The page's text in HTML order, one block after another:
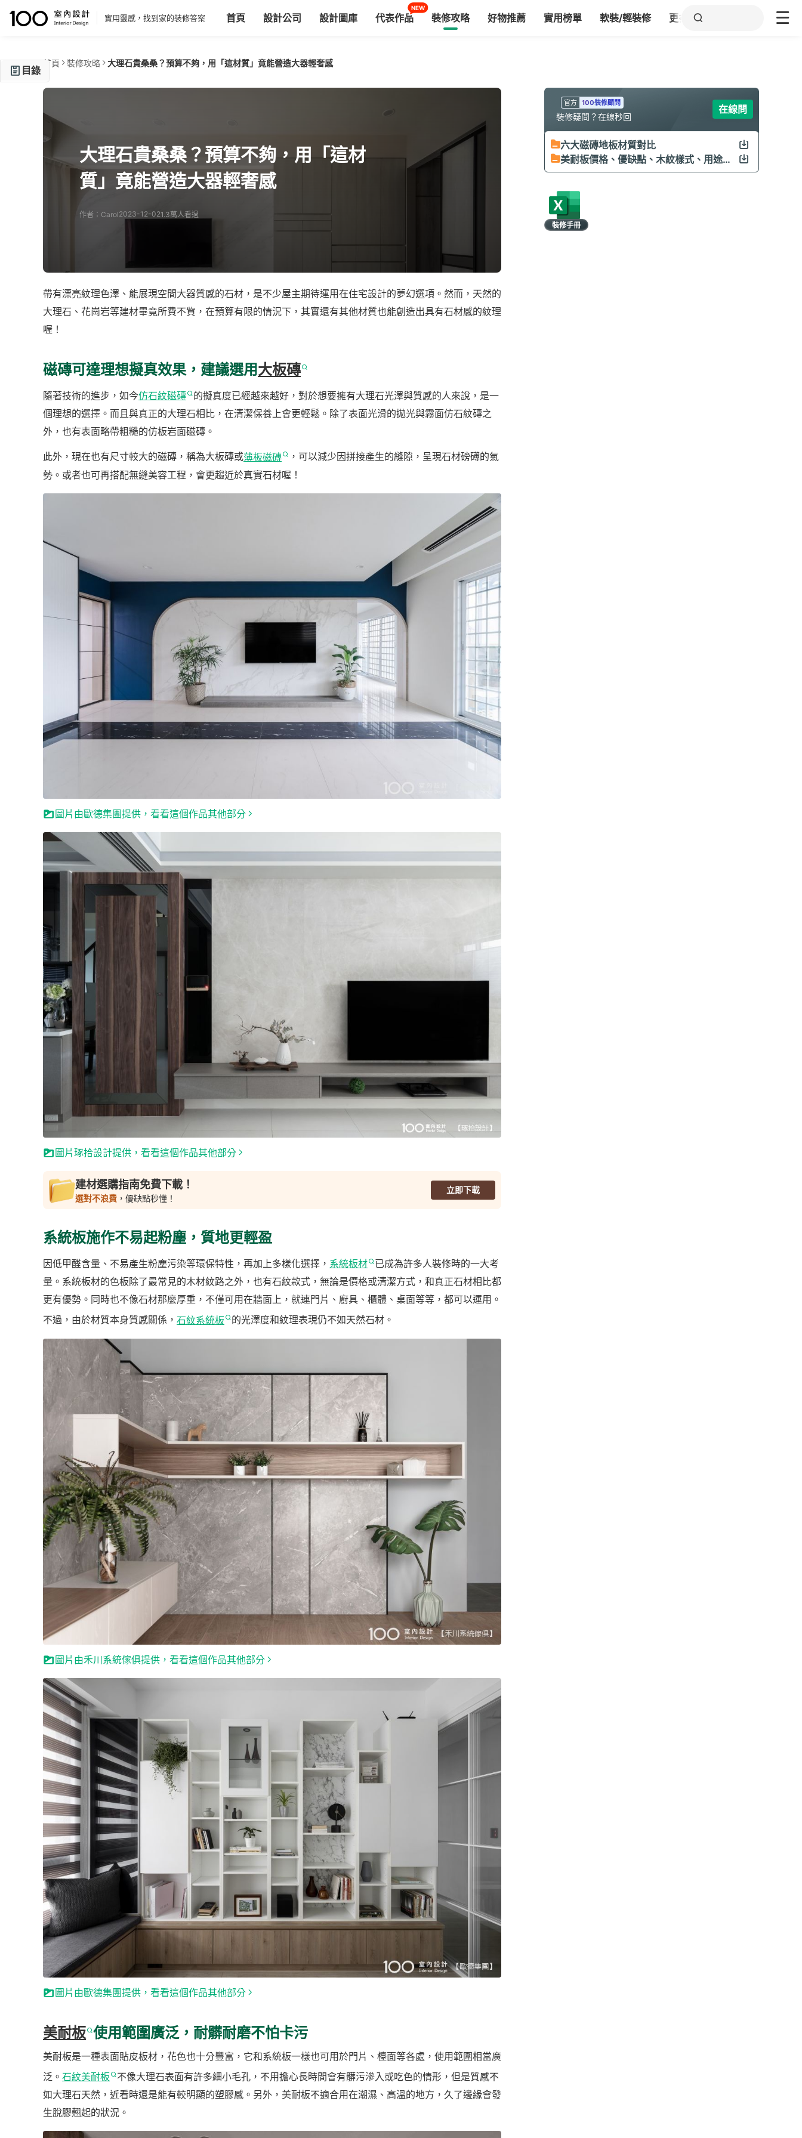
實用靈感，找到家的裝修答案 首頁 設計公司 設計圖庫
NEW
代表作品 裝修攻略 好物推薦 實用榜單 軟裝/輕裝修 更多
首頁 裝修攻略 大理石貴桑桑？預算不夠，用「這材質」竟能營造大器輕奢感
大理石貴桑桑？預算不夠，用「這材
質」竟能營造大器輕奢感
作者：Carol2023-12-021.3萬人看過
帶有漂亮紋理色澤、能展現空間大器質感的石材，是不少屋主期待運用在住宅設計的夢幻選項。然而，天然的
大理石、花崗岩等建材畢竟所費不貲，在預算有限的情況下，其實還有其他材質也能創造出具有石材感的紋理
喔！
磁磚可達理想擬真效果，建議選用大板磚
隨著技術的進步，如今仿石紋磁磚
的擬真度已經越來越好，對於想要擁有大理石光澤與質感的人來說，是一
個理想的選擇。而且與真正的大理石相比，在清潔保養上會更輕鬆。除了表面光滑的拋光與霧面仿石紋磚之
外，也有表面略帶粗糙的仿板岩面磁磚。
此外，現在也有尺寸較大的磁磚，稱為大板磚或薄板磁磚
，可以減少因拼接產生的縫隙，呈現石材磅礡的氣
勢。或者也可再搭配無縫美容工程，會更趨近於真實石材喔！
圖片由歐德集團提供，看看這個作品其他部分
圖片琢拾設計提供，看看這個作品其他部分
建材選購指南免費下載！
選對不浪費 ，優缺點秒懂！
立即下載
系統板施作不易起粉塵，質地更輕盈
因低甲醛含量、不易產生粉塵污染等環保特性，再加上多樣化選擇， 系統板材
已成為許多人裝修時的一大考
量。系統板材的色板除了最常見的木材紋路之外，也有石紋款式，無論是價格或清潔方式，和真正石材相比都
更有優勢。同時也不像石材那麼厚重，不僅可用在牆面上，就連門片、廚具、櫃體、桌面等等，都可以運用。
不過，由於材質本身質感關係， 石紋系統板 的光澤度和紋理表現仍不如天然石材。
圖片由禾川系統傢俱提供，看看這個作品其他部分
圖片由歐德集團提供，看看這個作品其他部分
美耐板 使用範圍廣泛，耐髒耐磨不怕卡污
美耐板是一種表面貼皮板材，花色也十分豐富，它和系統板一樣也可用於門片、檯面等各處，使用範圍相當廣
泛。 石紋美耐板
不像大理石表面有許多細小毛孔，不用擔心長時間會有髒污滲入或吃色的情形，但是質感不
如大理石天然，近看時還是能有較明顯的塑膠感。另外，美耐板不適合用在潮濕、高溫的地方，久了邊緣會發
生脫膠翹起的狀況。
官方 100裝修顧問
裝修疑問？在線秒回
在線問
六大磁磚地板材質對比
美耐板價格、優缺點、木紋樣式、用途與保養
裝修手冊
目錄